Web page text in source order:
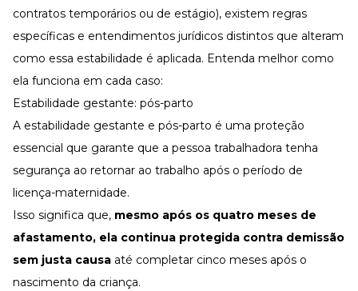
contratos temporários ou de estágio), existem regras
específicas e entendimentos jurídicos distintos que alteram
como essa estabilidade é aplicada. Entenda melhor como
ela funciona em cada caso:
Estabilidade gestante: pós-parto
A estabilidade gestante e pós-parto é uma proteção
essencial que garante que a pessoa trabalhadora tenha
segurança ao retornar ao trabalho após o período de
licença-maternidade.
Isso significa que, mesmo após os quatro meses de
afastamento, ela continua protegida contra demissão
sem justa causa até completar cinco meses após o
nascimento da criança.